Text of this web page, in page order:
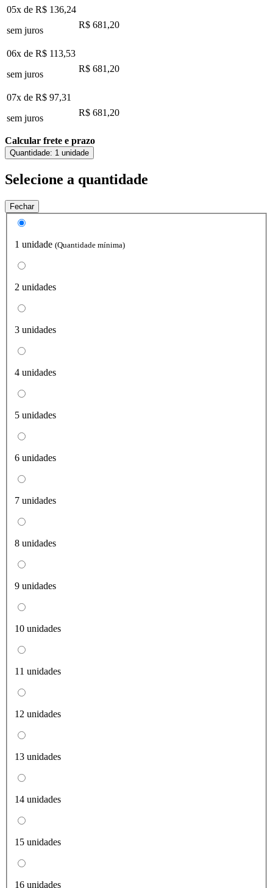
05x de R$ 136,24
sem juros
R$ 681,20
06x de R$ 113,53
sem juros
R$ 681,20
07x de R$ 97,31
sem juros
R$ 681,20
Calcular frete e prazo
Quantidade: 1 unidade
Selecione a quantidade
Fechar
1 unidade (Quantidade mínima)
2 unidades
3 unidades
4 unidades
5 unidades
6 unidades
7 unidades
8 unidades
9 unidades
10 unidades
11 unidades
12 unidades
13 unidades
14 unidades
15 unidades
16 unidades